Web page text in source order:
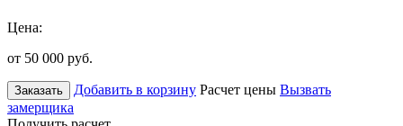
Цена:
от 50 000 руб.
Заказать Добавить в корзину Расчет цены Вызвать
замерщика